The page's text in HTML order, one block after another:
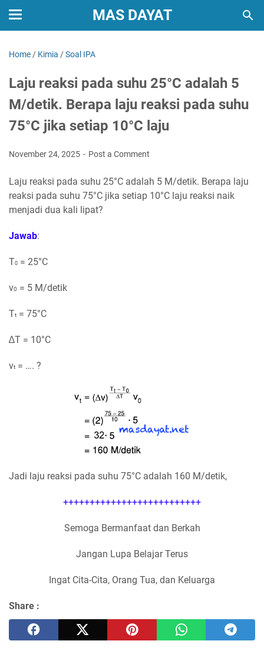
MAS DAYAT
Home / Kimia /Soal IPA
Laju reaksi pada suhu 25°C adalah 5
M/detik. Berapa laju reaksi pada suhu
75°C jika setiap 10°C laju
November 24, 2025 Post a Comment
Laju reaksi pada suhu 25°C adalah 5 M/detik. Berapa laju
reaksi pada suhu 75°C jika setiap 10°C laju reaksi naik
menjadi dua kali lipat?
Jawab:
T0 = 25°C
v0 = 5 M/detik
Tt = 75°C
∆T = 10°C
vt = …. ?
Jadi laju reaksi pada suhu 75°C adalah 160 M/detik,
++++++++++++++++++++++++++
Semoga Bermanfaat dan Berkah
Jangan Lupa Belajar Terus
Ingat Cita-Cita, Orang Tua, dan Keluarga
Share :